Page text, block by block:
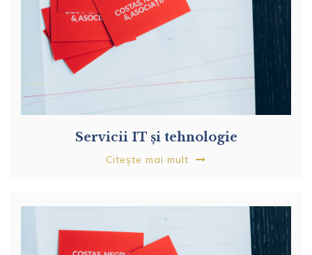
Servicii IT și tehnologie
Citește mai mult